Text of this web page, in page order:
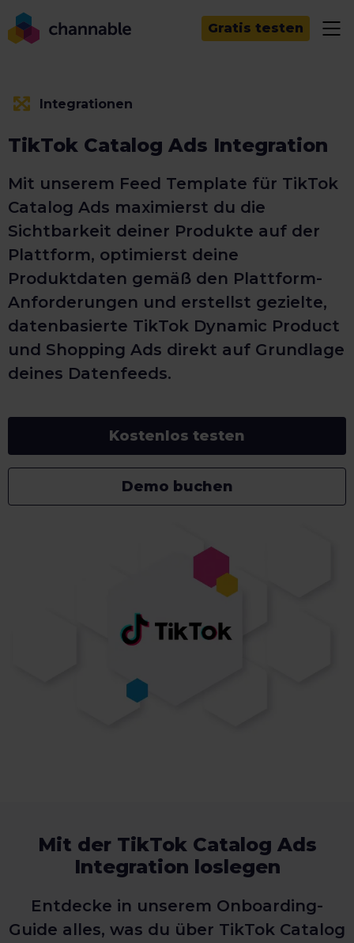
Gratis testen
Integrationen
TikTok Catalog Ads Integration
Mit unserem Feed Template für TikTok
Catalog Ads maximierst du die
Sichtbarkeit deiner Produkte auf der
Plattform, optimierst deine
Produktdaten gemäß den Plattform-
Anforderungen und erstellst gezielte,
datenbasierte TikTok Dynamic Product
und Shopping Ads direkt auf Grundlage
deines Datenfeeds.
Kostenlos testen
Demo buchen
Mit der TikTok Catalog Ads
Integration loslegen
Entdecke in unserem Onboarding-
Guide alles, was du über TikTok Catalog